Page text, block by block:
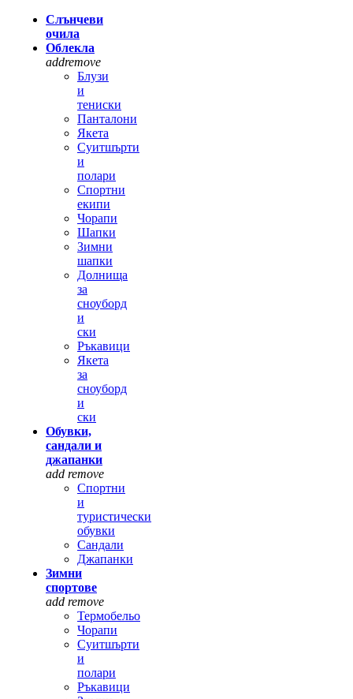
Слънчеви
очила
Облекла
addremove
Блузи
и
тениски
Панталони
Якета
Суитшърти
и
полари
Спортни
екипи
Чорапи
Шапки
Зимни
шапки
Долнища
за
сноуборд
и
ски
Ръкавици
Якета
за
сноуборд
и
ски
Обувки,
сандали и
джапанки
add remove
Спортни
и
туристически
обувки
Сандали
Джапанки
Зимни
спортове
add remove
Термобельо
Чорапи
Суитшърти
и
полари
Ръкавици